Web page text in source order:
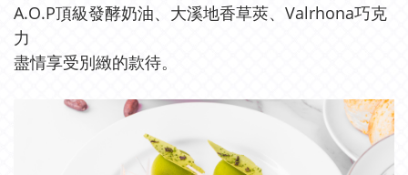
A.O.P頂級發酵奶油、大溪地香草莢、Valrhona巧克
力
盡情享受別緻的款待。